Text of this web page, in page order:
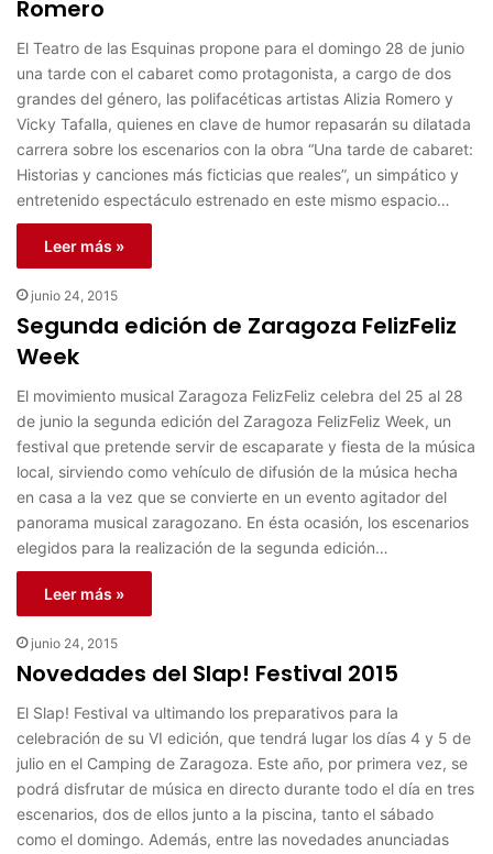
Romero
El Teatro de las Esquinas propone para el domingo 28 de junio
una tarde con el cabaret como protagonista, a cargo de dos
grandes del género, las polifacéticas artistas Alizia Romero y
Vicky Tafalla, quienes en clave de humor repasarán su dilatada
carrera sobre los escenarios con la obra “Una tarde de cabaret:
Historias y canciones más ficticias que reales”, un simpático y
entretenido espectáculo estrenado en este mismo espacio…
Leer más »
junio 24, 2015
Segunda edición de Zaragoza FelizFeliz
Week
El movimiento musical Zaragoza FelizFeliz celebra del 25 al 28
de junio la segunda edición del Zaragoza FelizFeliz Week, un
festival que pretende servir de escaparate y fiesta de la música
local, sirviendo como vehículo de difusión de la música hecha
en casa a la vez que se convierte en un evento agitador del
panorama musical zaragozano. En ésta ocasión, los escenarios
elegidos para la realización de la segunda edición…
Leer más »
junio 24, 2015
Novedades del Slap! Festival 2015
El Slap! Festival va ultimando los preparativos para la
celebración de su VI edición, que tendrá lugar los días 4 y 5 de
julio en el Camping de Zaragoza. Este año, por primera vez, se
podrá disfrutar de música en directo durante todo el día en tres
escenarios, dos de ellos junto a la piscina, tanto el sábado
como el domingo. Además, entre las novedades anunciadas